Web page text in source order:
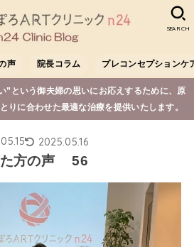
声 院長コラム プレコンセプションケ
SEARCH
という御夫婦の思いにお応えするために、原
りに合わせた最適な治療を提供いたします。
2025.05.16
た方の声 56